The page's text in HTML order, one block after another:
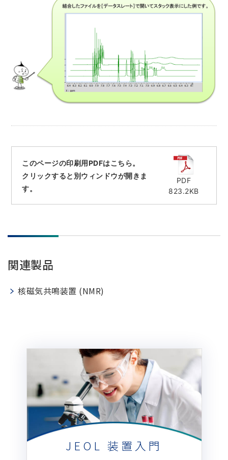
電子ビーム金属3Dプリンター (AM)
材料生成機器 (ナノ粒子合成／ナノ粒子表面改質・電子ビー
お客様紹介 / 開発秘話
カタログダウンロード
用語集
このページの印刷用PDFはこちら。
クリックすると別ウィンドウが開きま
す。
PDF
823.2KB
関連製品
核磁気共鳴装置 (NMR)
JEOL 装置入門